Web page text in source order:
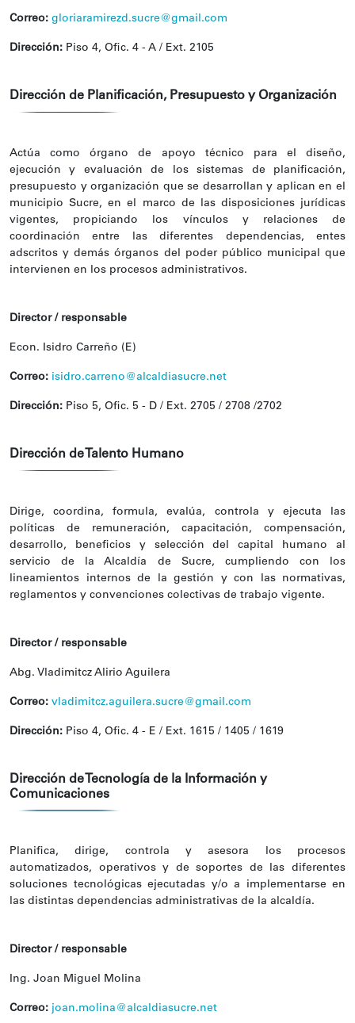
Correo: gloriaramirezd.sucre@gmail.com
Dirección: Piso 4, Ofic. 4 - A / Ext. 2105
Dirección de Planificación, Presupuesto y Organización
Actúa como órgano de apoyo técnico para el diseño,
ejecución y evaluación de los sistemas de planificación,
presupuesto y organización que se desarrollan y aplican en el
municipio Sucre, en el marco de las disposiciones jurídicas
vigentes, propiciando los vínculos y relaciones de
coordinación entre las diferentes dependencias, entes
adscritos y demás órganos del poder público municipal que
intervienen en los procesos administrativos.
Director / responsable
Econ. Isidro Carreño (E)
Correo: isidro.carreno@alcaldiasucre.net
Dirección: Piso 5, Ofic. 5 - D / Ext. 2705 / 2708 /2702
Dirección de Talento Humano
Dirige, coordina, formula, evalúa, controla y ejecuta las
políticas de remuneración, capacitación, compensación,
desarrollo, beneficios y selección del capital humano al
servicio de la Alcaldía de Sucre, cumpliendo con los
lineamientos internos de la gestión y con las normativas,
reglamentos y convenciones colectivas de trabajo vigente.
Director / responsable
Abg. Vladimitcz Alirio Aguilera
Correo: vladimitcz.aguilera.sucre@gmail.com
Dirección: Piso 4, Ofic. 4 - E / Ext. 1615 / 1405 / 1619
Dirección de Tecnología de la Información y
Comunicaciones
Planifica, dirige, controla y asesora los procesos
automatizados, operativos y de soportes de las diferentes
soluciones tecnológicas ejecutadas y/o a implementarse en
las distintas dependencias administrativas de la alcaldía.
Director / responsable
Ing. Joan Miguel Molina
Correo: joan.molina@alcaldiasucre.net